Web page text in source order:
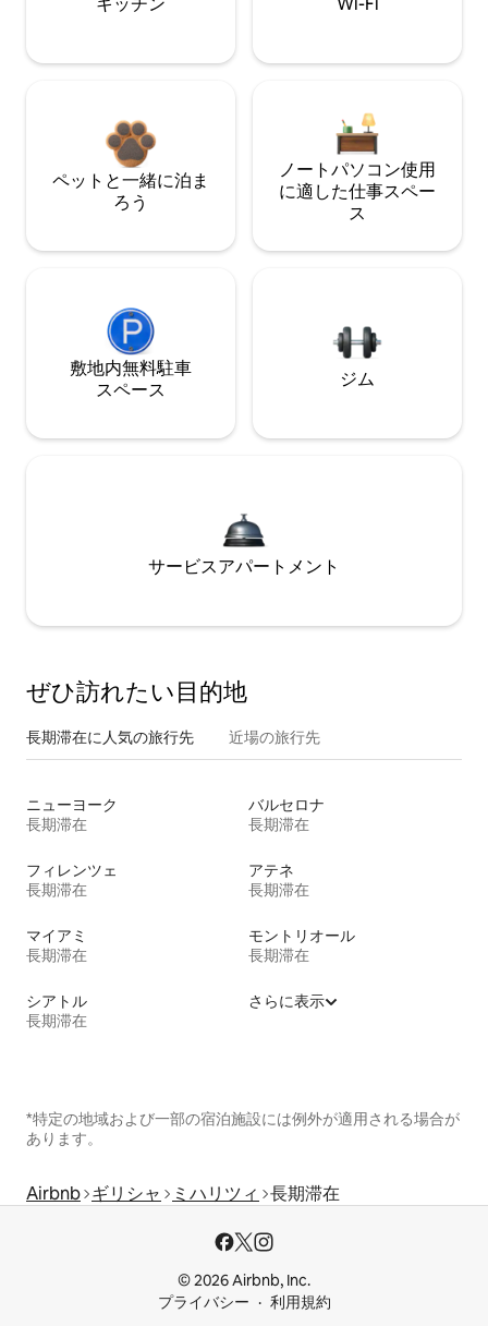
ペットと一緒に泊ま
ろう
ノートパソコン使用
に適した仕事スペー
ス
敷地内無料駐⁠車
ス⁠ペ⁠ー⁠ス
ジム
サービスアパートメント
ぜひ訪⁠れ⁠た⁠い目⁠的⁠地
長期滞在に人気の旅行先 近場の旅行先
ニューヨーク
長期滞在
バルセロナ
長期滞在
フィレンツェ
長期滞在
アテネ
長期滞在
マイアミ
長期滞在
モントリオール
長期滞在
シアトル
長期滞在
さらに表示
*特定の地域および一部の宿泊施設には例外が適用される場合が
あります。
Airbnb ギリシャ ミハリツィ 長期滞在
© 2026 Airbnb, Inc.
プライバシー
利用規約